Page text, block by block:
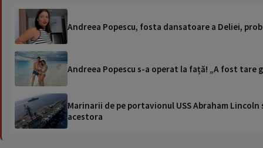
Andreea Popescu, fosta dansatoare a Deliei,
Andreea Popescu s-a operat la față! „A fost
Marinarii de pe portavionul USS Abraham
acestora